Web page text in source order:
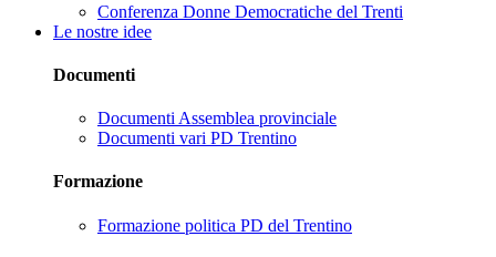
Conferenza Donne Democratiche del Trenti
Le nostre idee
Documenti
Documenti Assemblea provinciale
Documenti vari PD Trentino
Formazione
Formazione politica PD del Trentino